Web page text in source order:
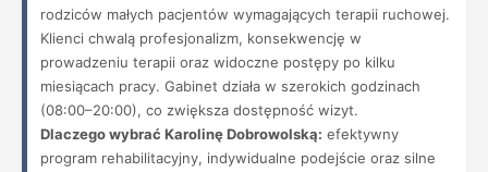
rodziców małych pacjentów wymagających terapii ruchowej.
Klienci chwalą profesjonalizm, konsekwencję w
prowadzeniu terapii oraz widoczne postępy po kilku
miesiącach pracy. Gabinet działa w szerokich godzinach
(08:00–20:00), co zwiększa dostępność wizyt.
Dlaczego wybrać Karolinę Dobrowolską: efektywny
program rehabilitacyjny, indywidualne podejście oraz silne